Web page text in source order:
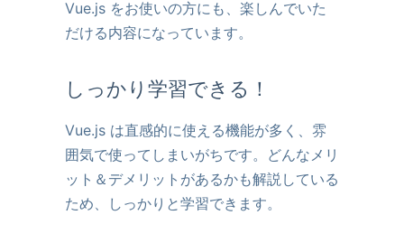
Vue.js をお使いの方にも、楽しんでいた
だける内容になっています。
しっかり学習できる！
Vue.js は直感的に使える機能が多く、雰
囲気で使ってしまいがちです。どんなメリ
ット＆デメリットがあるかも解説している
ため、しっかりと学習できます。